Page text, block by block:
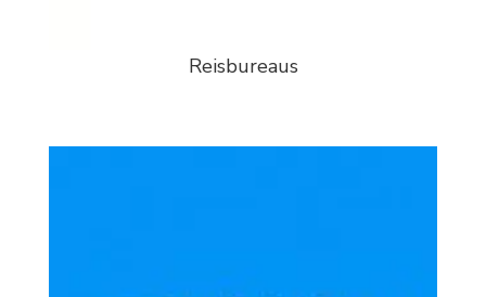
Reisbureaus